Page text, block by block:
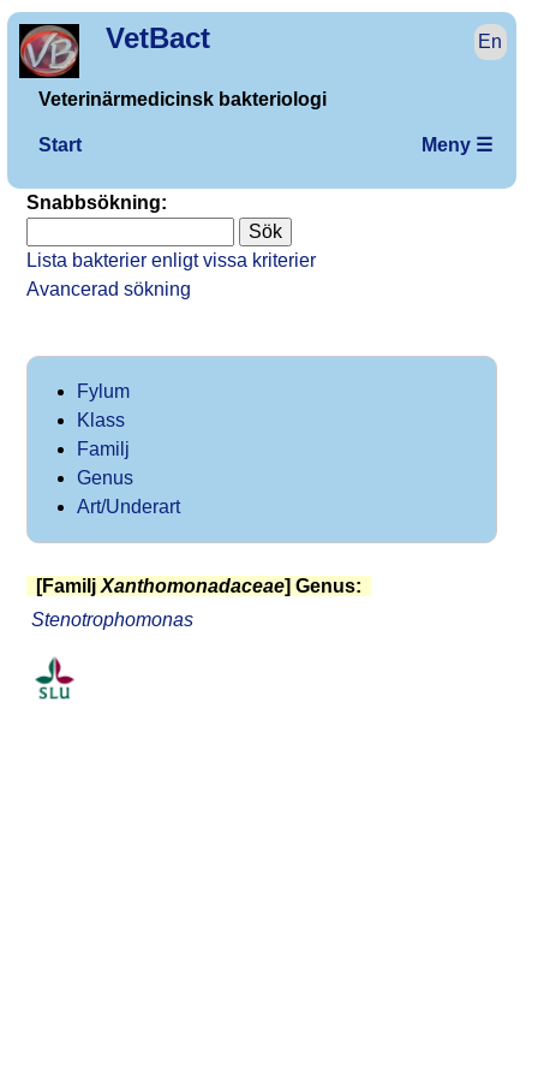
VetBact En
Veterinärmedicinsk bakteriologi
Start Meny ☰
Snabbsökning:
Lista bakterier enligt vissa kriterier
Avancerad sökning
Fylum
Klass
Familj
Genus
Art/Underart
[Familj Xanthomonadaceae] Genus:
Stenotrophomonas